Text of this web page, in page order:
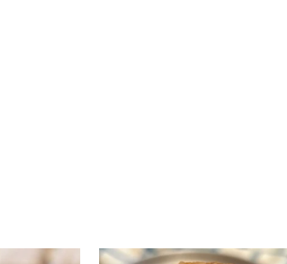
- חיתוכיות ריבה וקוקוס
אם אתם צמים מחר וגם אם לא-